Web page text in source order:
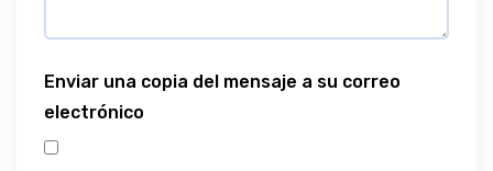
Enviar una copia del mensaje a su correo
electrónico